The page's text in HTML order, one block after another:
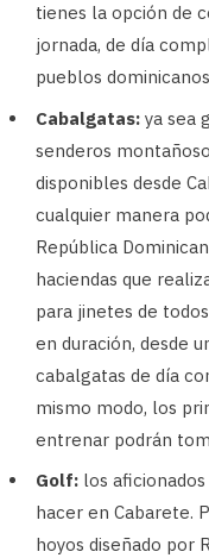
tienes la opción de
jornada, de día
pueblos
Cabalgatas: ya sea
senderos
disponibles desde
cualquier manera
República
haciendas que
para jinetes de
en duración, desde
cabalgatas de día
mismo modo, los
entrenar podrán
Golf: los
hacer en Cabarete.
hoyos diseñado por